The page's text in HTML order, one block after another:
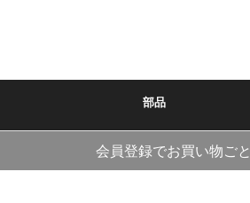
部品
会員登録でお買い物ご